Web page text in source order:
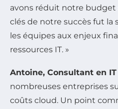
avons réduit notre budget
clés de notre succès fut la
les équipes aux enjeux
ressources IT. »
Antoine, Consultant en IT
nombreuses entreprises
coûts cloud. Un point